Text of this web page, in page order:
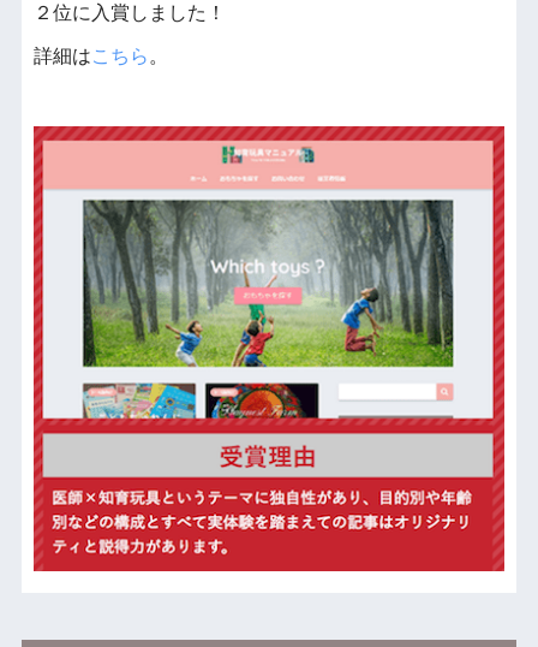
２位に入賞しました！
詳細はこちら 。